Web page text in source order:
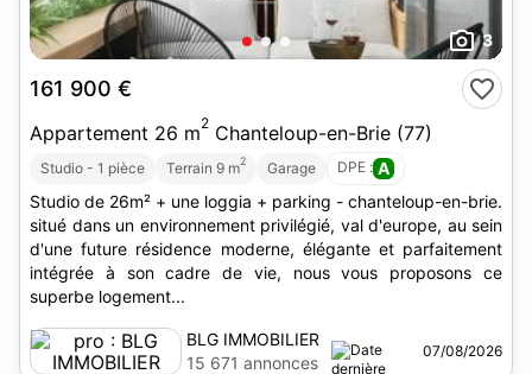
3
161 900 €
Appartement 26 m2 Chanteloup-en-Brie (77)
Studio - 1 pièce Terrain 9 m2 Garage DPE : A
Studio de 26m² + une loggia + parking - chanteloup-en-brie.
situé dans un environnement privilégié, val d'europe, au sein
d'une future résidence moderne, élégante et parfaitement
intégrée à son cadre de vie, nous vous proposons ce
superbe logement...
BLG IMMOBILIER
15 671 annonces
07/08/2026